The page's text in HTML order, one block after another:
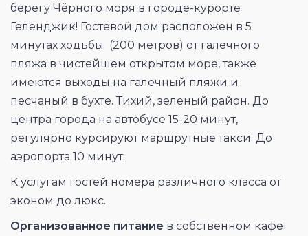
берегу Чёрного моря в городе-курорте
Геленджик! Гостевой дом расположен в 5
минутах ходьбы (200 метров) от галечного
пляжа в чистейшем открытом море, также
имеются выходы на галечный пляжи и
песчаный в бухте. Тихий, зеленый район. До
центра города на автобусе 15-20 минут,
регулярно курсируют маршрутные такси. До
аэропорта 10 минут.
К услугам гостей номера различного класса от
эконом до люкс.
Организованное питание в собственном кафе